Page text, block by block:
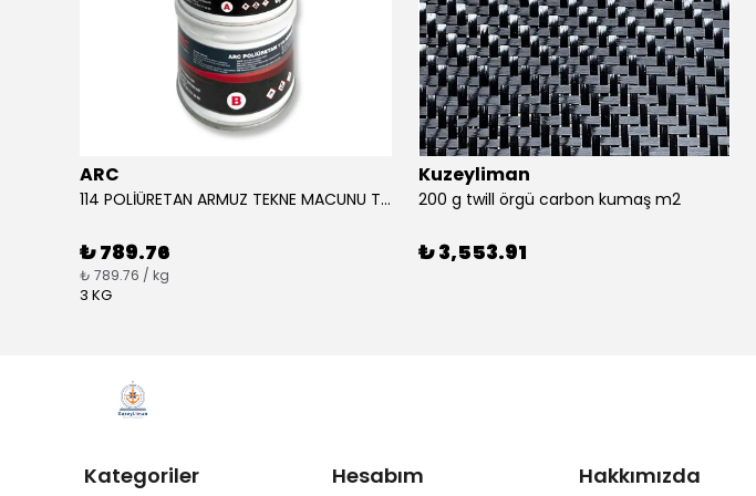
ARC
114 POLİÜRETAN ARMUZ TEKNE MACUNU TAKIM (BEYAZ)
₺ 789.76
₺ 789.76 / kg
3 KG
Kuzeyliman
200 g twill örgü carbon kumaş m2
₺ 3,553.91
Kategoriler Hesabım Hakkımızda